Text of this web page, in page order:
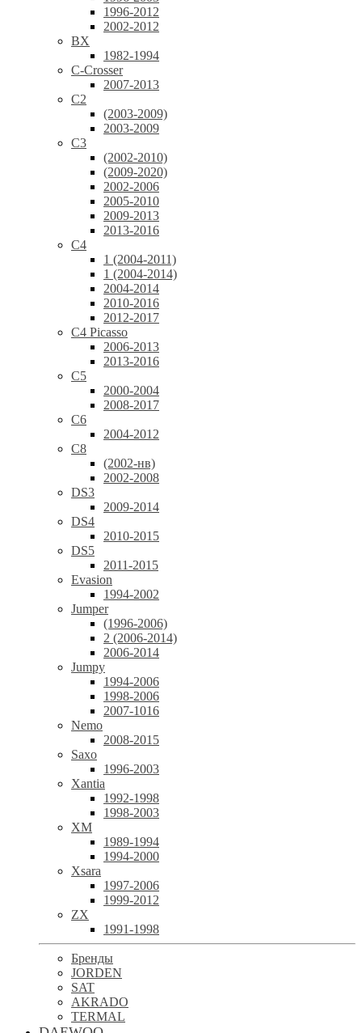
1996-2012
2002-2012
BX
1982-1994
C-Crosser
2007-2013
C2
(2003-2009)
2003-2009
C3
(2002-2010)
(2009-2020)
2002-2006
2005-2010
2009-2013
2013-2016
C4
1 (2004-2011)
1 (2004-2014)
2004-2014
2010-2016
2012-2017
C4 Picasso
2006-2013
2013-2016
C5
2000-2004
2008-2017
C6
2004-2012
C8
(2002-нв)
2002-2008
DS3
2009-2014
DS4
2010-2015
DS5
2011-2015
Evasion
1994-2002
Jumper
(1996-2006)
2 (2006-2014)
2006-2014
Jumpy
1994-2006
1998-2006
2007-1016
Nemo
2008-2015
Saxo
1996-2003
Xantia
1992-1998
1998-2003
XM
1989-1994
1994-2000
Xsara
1997-2006
1999-2012
ZX
1991-1998
Бренды
JORDEN
SAT
AKRADO
TERMAL